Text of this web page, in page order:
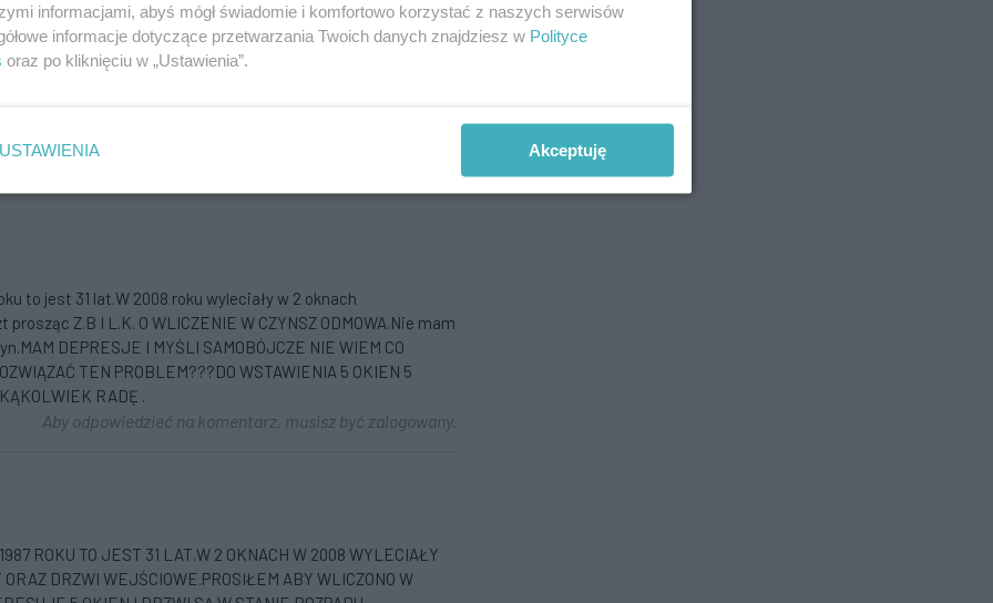
to jest 31 lat.W 2008 roku wyleciały w 2 oknach
Z.B I L.K. O WLICZENIE W CZYNSZ ODMOWA.Nie mam
DEPRESJE I MYŚLI SAMOBÓJCZE NIE WIEM CO
TEN PROBLEM???DO WSTAWIENIA 5 OKIEN 5
RADĘ .
Aby odpowiedzieć na komentarz, musisz być zalogowany.
ROKU TO JEST 31 LAT.W 2 OKNACH W 2008 WYLECIAŁY
DRZWI WEJŚCIOWE.PROSIŁEM ABY WLICZONO W
informacjami, abyś mógł świadomie i komfortowo korzystać z naszych serwisów
informacje dotyczące przetwarzania Twoich danych znajdziesz w Polityce
oraz po kliknięciu w „Ustawienia”.
USTAWIENIA Akceptuję